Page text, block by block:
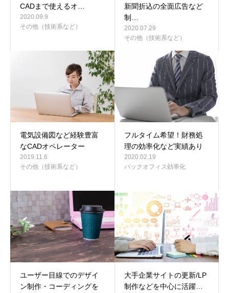
CADまで使えるオ…
2020.09.9
その他（技術系など）
新聞折込の全面広告など
制…
2020.07.29
その他（技術系など）
電気設備図など経験豊富
なCADオペレーター
2019.11.6
その他（技術系など）
フルタイム希望！財務処
理の効率化など実績あり
2020.02.19
バックオフィス効率化
ユーザー目線でのデザイ
ン制作・コーディングを
大手企業サイトの更新/LP
制作などを中心に活躍…